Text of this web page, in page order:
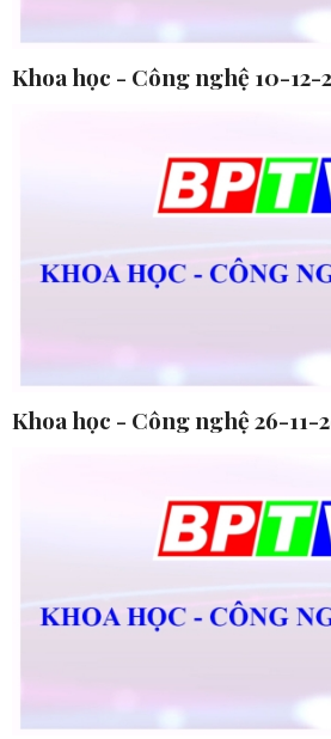
Khoa học - Công nghệ 10-12-
Khoa học - Công nghệ 26-11-